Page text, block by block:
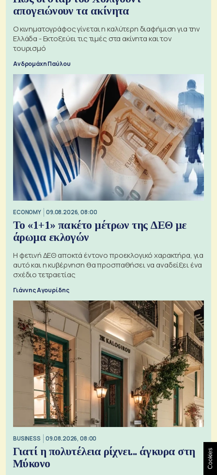
απογειώνουν τα ακίνητα
Ο κινηματογράφος γίνεται η καλύτερη διαφήμιση για την
Ελλάδα - Εκτοξεύει τις τιμές στα ακίνητα και τον
τουρισμό
Ανδρομάχη Παύλου
ECONOMY 09.08.2026, 08:00
Το «1+1» πακέτο μέτρων της ΔΕΘ με
άρωμα εκλογών
Η φετινή ΔΕΘ αποκτά έντονο προεκλογικό χαρακτήρα, για
αυτό και η κυβέρνηση θα προσπαθήσει να αναδείξει ένα
σχέδιο τετραετίας
Γιάννης Αγουρίδης
BUSINESS 09.08.2026, 08:00
Γιατί η πολυτέλεια ρίχνει... άγκυρα στη
Μύκονο
Cookies